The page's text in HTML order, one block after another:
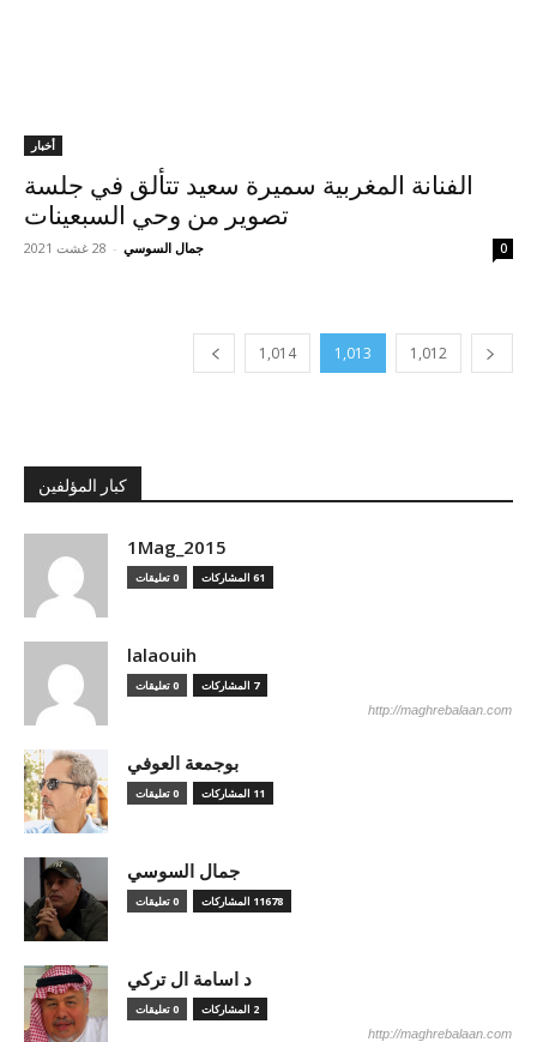
أخبار
الفنانة المغربية سميرة سعيد تتألق في جلسة
تصوير من وحي السبعينات
جمال السوسي - 28 غشت 2021 0
1,012
1,013
1,014
كبار المؤلفين
1Mag_2015
61 المشاركات 0 تعليقات
lalaouih
7 المشاركات 0 تعليقات
http://maghrebalaan.com
بوجمعة العوفي
11 المشاركات 0 تعليقات
جمال السوسي
11678 المشاركات 0 تعليقات
د اسامة ال تركي
2 المشاركات 0 تعليقات
http://maghrebalaan.com